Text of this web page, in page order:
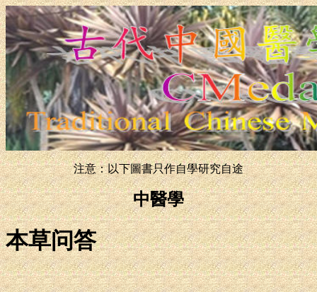
注意：以下圖書只作自學研究自途
中醫學
本草问答